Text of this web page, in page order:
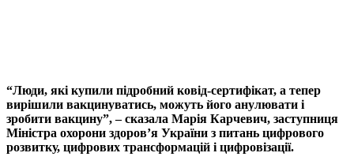
“Люди, які купили підробний ковід-сертифікат, а тепер
вирішили вакцинуватись, можуть його анулювати і
зробити вакцину”, – сказала Марія Карчевич, заступниця
Міністра охорони здоров’я України з питань цифрового
розвитку, цифрових трансформацій і цифровізації.